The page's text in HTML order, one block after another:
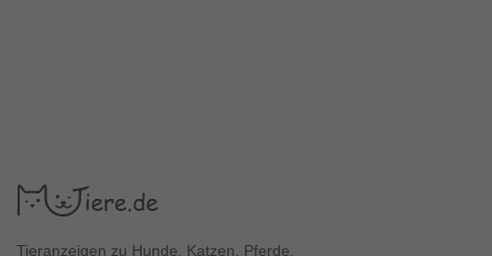
Tieranzeigen zu Hunde, Katzen, Pferde.